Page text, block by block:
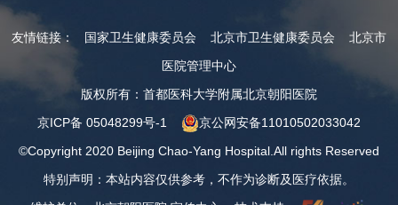
友情链接： 国家卫生健康委员会 北京市卫生健康委员会
北京市
医院管理中心
版权所有：首都医科大学附属北京朝阳医院
京ICP备 05048299号-1
京公网安备11010502033042
©Copyright 2020 Beijing Chao-Yang Hospital.All rights Reserved
特别声明：本站内容仅供参考，不作为诊断及医疗依据。